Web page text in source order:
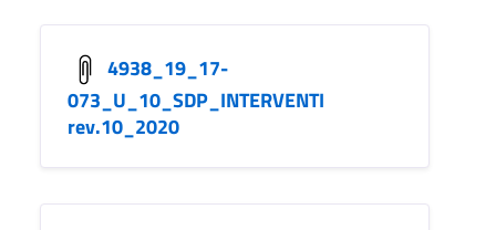
4938_19_17-
073_U_10_SDP_INTERVENTI
rev.10_2020